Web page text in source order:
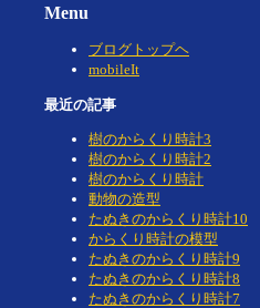
Menu
ブログトップヘ
mobileIt
最近の記事
樹のからくり時計3
樹のからくり時計2
樹のからくり時計
動物の造型
たぬきのからくり時計10
からくり時計の模型
たぬきのからくり時計9
たぬきのからくり時計8
たぬきのからくり時計7